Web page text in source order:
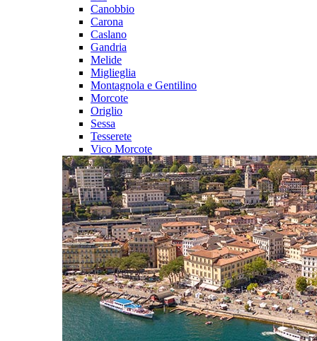
Canobbio
Carona
Caslano
Gandria
Melide
Miglieglia
Montagnola e Gentilino
Morcote
Origlio
Sessa
Tesserete
Vico Morcote